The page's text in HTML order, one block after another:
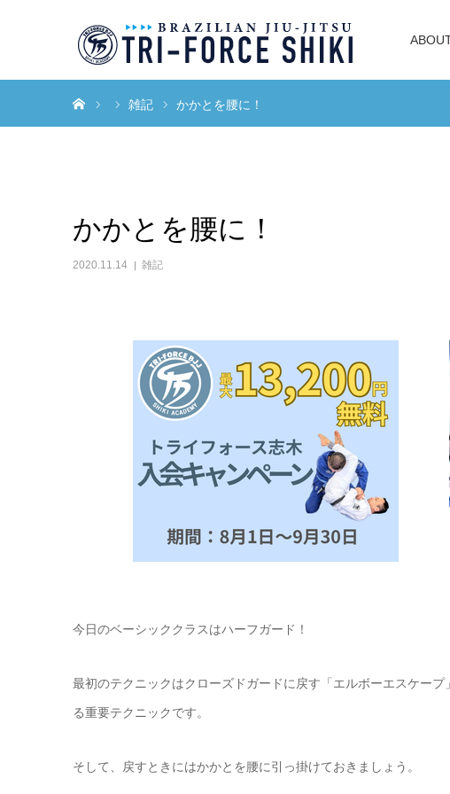
雑記 かかとを腰に！
かかとを腰に！
2020.11.14 雑記
今日のベーシッククラスはハーフガード！
最初のテクニックはクローズドガードに戻す「エルボーエスケー
る重要テクニックです。
そして、戻すときにはかかとを腰に引っ掛けておきましょう。